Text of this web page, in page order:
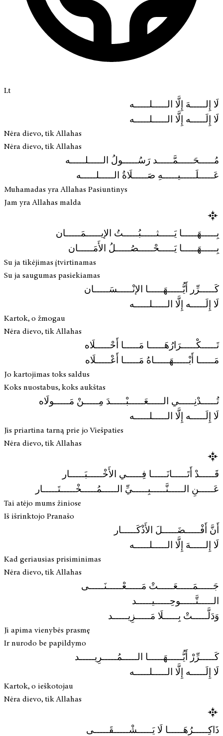
Lt
لَا إِلـــــهَ إِلَّا الـــــلـــــه
لَا إِلَـــــه إِلَّا الـــــلـــــه
Nėra dievo, tik Allahas
Nėra dievo, tik Allahas
مُـــــحَـــــمَّـــــد رَسُـــــولُ الـــــلـــــه
عَـــــلَـــــيـــــهِ صَـــــلَاةُ الـــــلـــــه
Muhamadas yra Allahas Pasiuntinys
Jam yra Allahas malda
بِـــــهَـــــا يَـــــثـــــبُـــــتُ الإيـــــمَـــــان
بِـــــهَـــــا يَـــــحْـــــصُـــــلُ الأَمَـــــان
Su ja tikėjimas įtvirtinamas
Su ja saugumas pasiekiamas
كَـــــرِّر أَيُّـــــهَـــــا الإنْـــــسَـــــان
لَا إِلَـــــه إِلَّا الـــــلـــــه
Kartok, o žmogau
Nėra dievo, tik Allahas
تَـــــكْـــــرَارُهَـــــا مَـــــا أَحْـــــلَاه
مَـــــا أَبْـــــهَـــــاهُ مَـــــا أَعْـــــلَاه
Jo kartojimas toks saldus
Koks nuostabus, koks aukštas
تُـــــدْنِـــــي الـــــعَـــــبْـــــدَ مِـــــنْ مَـــــولَاه
لَا إِلَـــــه إِلَّا الـــــلـــــه
Jis priartina tarną prie jo Viešpaties
Nėra dievo, tik Allahas
قَـــــدْ أَتَـــــانَـــــا فِـــــي الأَخْـــــبَـــــار
عَـــــنِ الـــــنَّـــــبِـــــيِّ الـــــمُـــــخْـــــتَـــــار
Tai atėjo mums žiniose
Iš išrinktojo Pranašo
أَنَّ أَفْـــــضَـــــلَ الأَذْكَـــــار
لَا إِلـــــهَ إِلَّا الـــــلـــــه
Kad geriausias prisiminimas
Nėra dievo, tik Allahas
جَـــــمَـــــعَـــــتْ مَـــــعْـــــنَـــــى
الـــــتَّـــــوحِـــــيـــــد
وَدَلَّـــــتْ بِـــــلَا مَـــــزِيـــــد
Ji apima vienybės prasmę
Ir nurodo be papildymo
كَـــــرِّرْ أَيُّـــــهَـــــا الـــــمُـــــرِيـــــد
لَا إِلَـــــه إِلَّا الـــــلـــــه
Kartok, o ieškotojau
Nėra dievo, tik Allahas
ذَاكِـــــرُهَـــــا لَا يَـــــشْـــــقَـــــى